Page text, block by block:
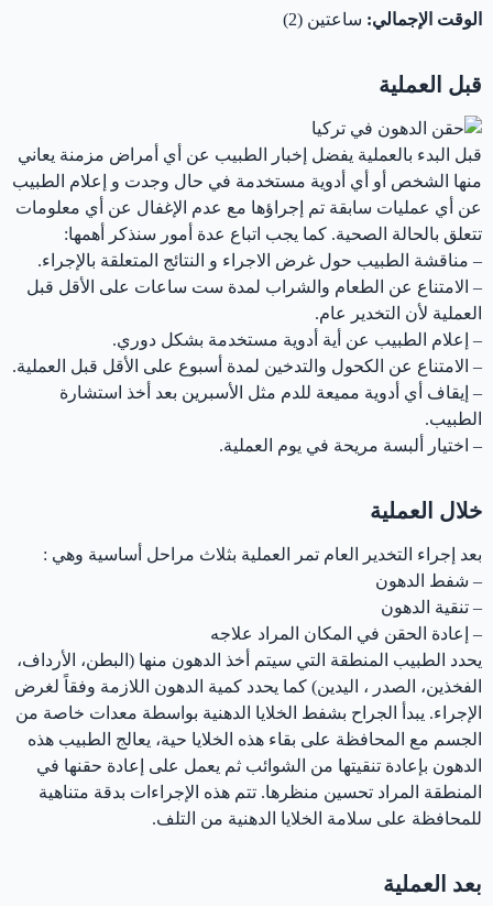
الوقت الإجمالي: ساعتين (2)
قبل العملية
‏قبل البدء بالعملية يفضل إخبار الطبيب عن أي أمراض مزمنة يعاني
منها الشخص أو أي أدوية مستخدمة في حال وجدت و إعلام الطبيب
عن أي عمليات سابقة تم إجراؤها مع عدم الإغفال عن أي معلومات
تتعلق بالحالة الصحية. ‏كما يجب ‏اتباع عدة أمور ‏سنذكر أهمها:
– ‏مناقشة الطبيب حول غرض الاجراء و النتائج المتعلقة بالإجراء.
– ‏الامتناع عن الطعام والشراب لمدة ست ساعات على الأقل قبل
العملية لأن التخدير عام.
– إعلام الطبيب عن ‏أية أدوية مستخدمة بشكل دوري.
– ‏الامتناع عن الكحول والتدخين لمدة أسبوع على الأقل قبل العملية.
– ‏إيقاف أي أدوية مميعة للدم ‏مثل الأسبرين بعد أخذ استشارة
الطبيب.
– ‏اختيار ألبسة مريحة في يوم العملية.
خلال العملية
بعد إجراء التخدير العام تمر العملية بثلاث مراحل أساسية وهي :
– شفط الدهون
– تنقية الدهون
– إعادة الحقن في المكان المراد علاجه
يحدد الطبيب المنطقة التي سيتم أخذ الدهون منها (البطن، الأرداف،
الفخذين، الصدر ، اليدين) كما يحدد كمية الدهون اللازمة وفقاً لغرض
الإجراء. يبدأ الجراح بشفط الخلايا الدهنية بواسطة معدات خاصة من
الجسم مع المحافظة على بقاء هذه الخلايا حية، يعالج الطبيب هذه
الدهون بإعادة تنقيتها من الشوائب ثم يعمل على إعادة حقنها في
المنطقة المراد تحسين منظرها. تتم هذه الإجراءات بدقة متناهية
للمحافظة على سلامة الخلايا الدهنية من التلف.
بعد العملية